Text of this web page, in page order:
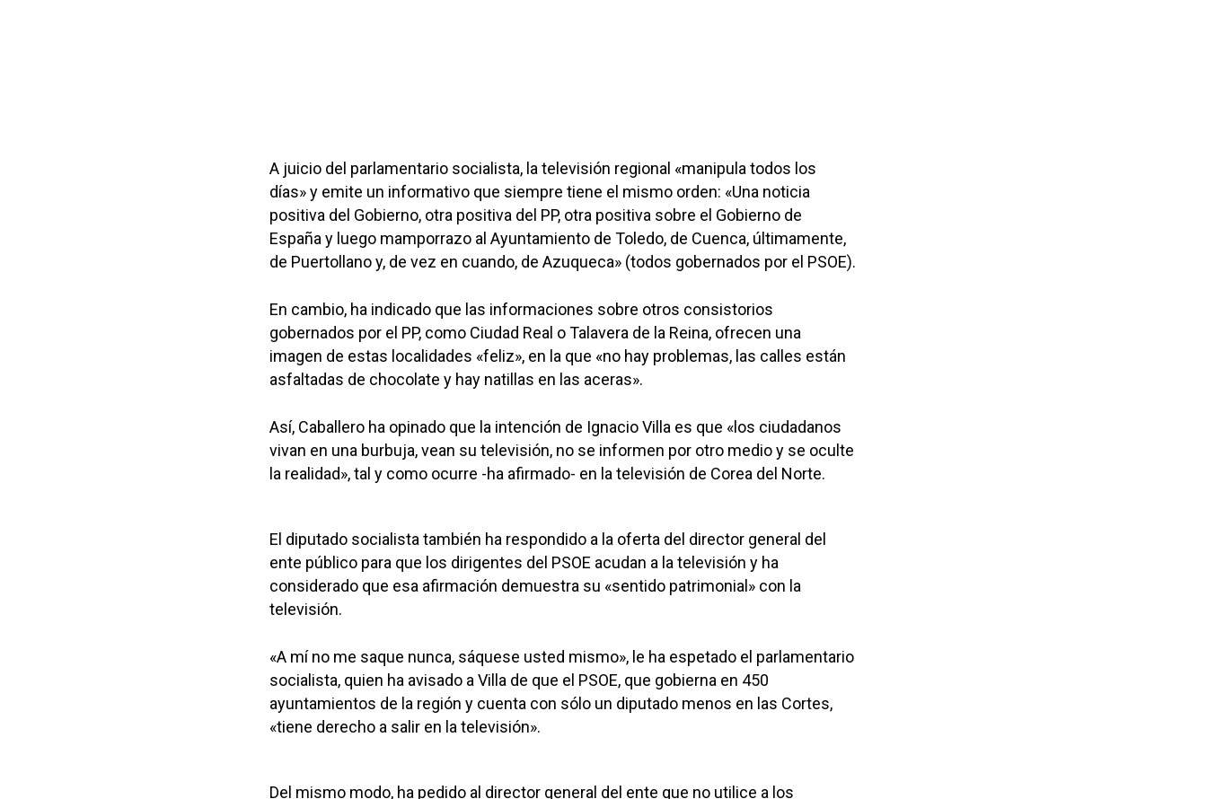
A juicio del parlamentario socialista, la televisión regional «manipula todos los
días» y emite un informativo que siempre tiene el mismo orden: «Una noticia
positiva del Gobierno, otra positiva del PP, otra positiva sobre el Gobierno de
España y luego mamporrazo al Ayuntamiento de Toledo, de Cuenca, últimamente,
de Puertollano y, de vez en cuando, de Azuqueca» (todos gobernados por el PSOE).
En cambio, ha indicado que las informaciones sobre otros consistorios
gobernados por el PP, como Ciudad Real o Talavera de la Reina, ofrecen una
imagen de estas localidades «feliz», en la que «no hay problemas, las calles están
asfaltadas de chocolate y hay natillas en las aceras».
Así, Caballero ha opinado que la intención de Ignacio Villa es que «los ciudadanos
vivan en una burbuja, vean su televisión, no se informen por otro medio y se oculte
la realidad», tal y como ocurre -ha afirmado- en la televisión de Corea del Norte.
El diputado socialista también ha respondido a la oferta del director general del
ente público para que los dirigentes del PSOE acudan a la televisión y ha
considerado que esa afirmación demuestra su «sentido patrimonial» con la
televisión.
«A mí no me saque nunca, sáquese usted mismo», le ha espetado el parlamentario
socialista, quien ha avisado a Villa de que el PSOE, que gobierna en 450
ayuntamientos de la región y cuenta con sólo un diputado menos en las Cortes,
«tiene derecho a salir en la televisión».
Del mismo modo, ha pedido al director general del ente que no utilice a los